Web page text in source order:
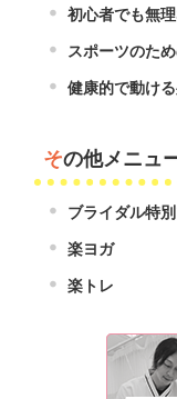
初心者でも無
スポーツのた
健康的で動け
その他メニュ
ブライダル特
楽ヨガ
楽トレ